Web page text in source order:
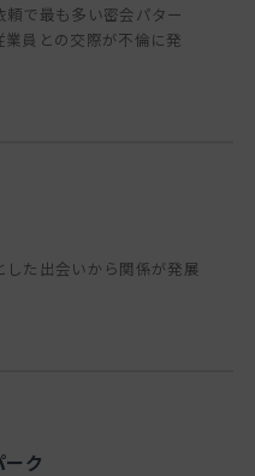
で最も多い密会パター
員との交際が不倫に発
た出会いから関係が発展
ク